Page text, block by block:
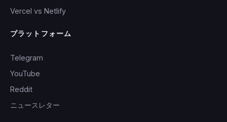
Vercel vs Netlify
プラットフォーム
Telegram
YouTube
Reddit
ニュースレター